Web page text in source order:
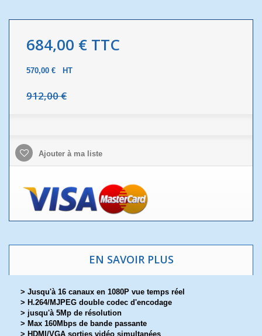
684,00 € TTC
570,00 € HT
912,00 €
Ajouter à ma liste
EN SAVOIR PLUS
> Jusqu'à 16 canaux en 1080P vue temps réel
> H.264/MJPEG double codec d'encodage
> jusqu'à 5Mp de résolution
> Max 160Mbps de bande passante
> HDMI/VGA sorties vidéo simultanées